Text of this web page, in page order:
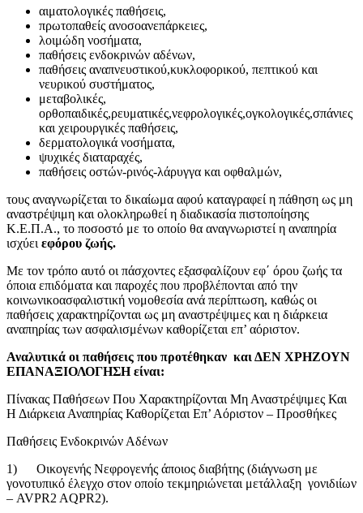
αιματολογικές παθήσεις,
πρωτοπαθείς ανοσοανεπάρκειες,
λοιμώδη νοσήματα,
παθήσεις ενδοκρινών αδένων,
παθήσεις αναπνευστικού,κυκλοφορικού, πεπτικού και
νευρικού συστήματος,
μεταβολικές,
ορθοπαιδικές,ρευματικές,νεφρολογικές,ογκολογικές,σπάνιες
και χειρουργικές παθήσεις,
δερματολογικά νοσήματα,
ψυχικές διαταραχές,
παθήσεις οστών-ρινός-λάρυγγα και οφθαλμών,
τους αναγνωρίζεται το δικαίωμα αφού καταγραφεί η πάθηση ως μη
αναστρέψιμη και ολοκληρωθεί η διαδικασία πιστοποίησης
Κ.Ε.Π.Α., το ποσοστό με το οποίο θα αναγνωριστεί η αναπηρία
ισχύει εφόρου ζωής.
Με τον τρόπο αυτό οι πάσχοντες εξασφαλίζουν εφ΄ όρου ζωής τα
όποια επιδόματα και παροχές που προβλέπονται από την
κοινωνικοασφαλιστική νομοθεσία ανά περίπτωση, καθώς οι
παθήσεις χαρακτηρίζονται ως μη αναστρέψιμες και η διάρκεια
αναπηρίας των ασφαλισμένων καθορίζεται επ’ αόριστον.
Αναλυτικά οι παθήσεις που προτέθηκαν και ΔΕΝ ΧΡΗΖΟΥΝ
ΕΠΑΝΑΞΙΟΛΟΓΗΣΗ είναι:
Πίνακας Παθήσεων Που Χαρακτηρίζονται Μη Αναστρέψιμες Και
Η Διάρκεια Αναπηρίας Καθορίζεται Επ’ Αόριστον – Προσθήκες
Παθήσεις Ενδοκρινών Αδένων
1) Οικογενής Νεφρογενής άποιος διαβήτης (διάγνωση με
γονοτυπικό έλεγχο στον οποίο τεκμηριώνεται μετάλλαξη γονιδιίων
– AVPR2 AQPR2).